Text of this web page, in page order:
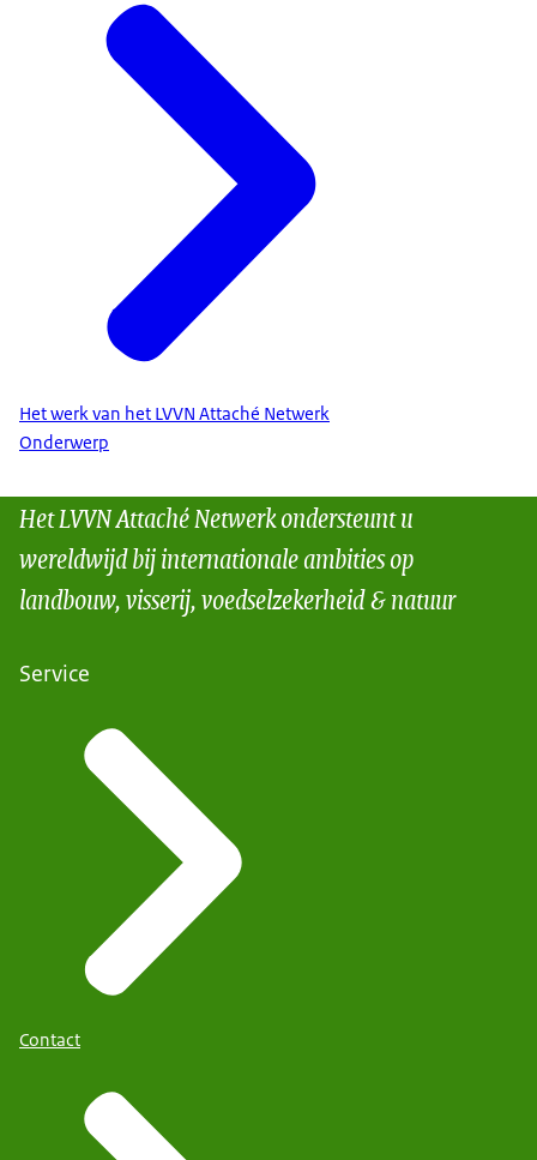
Het werk van het LVVN Attaché Netwerk
Onderwerp
Het LVVN Attaché Netwerk ondersteunt u
wereldwijd bij internationale ambities op
landbouw, visserij, voedselzekerheid & natuur
Service
Contact